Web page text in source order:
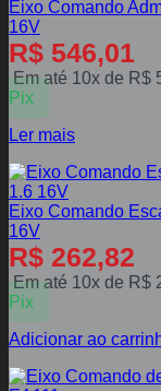
Eixo Comando
16V
R$ 546,01
Em até 10x de R$
Pix
Ler mais
Eixo Comando
16V
R$ 262,82
Em até 10x de R$
Pix
Adicionar ao